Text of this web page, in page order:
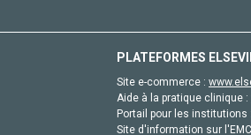
PLATEFORMES
Site e-commerce :
Aide à la pratique clinique :
Portail pour les institutions :
Site d'information sur